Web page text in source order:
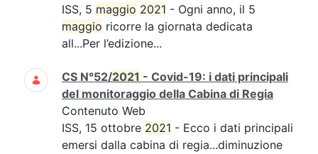
ISS, 5 maggio 2021 - Ogni anno, il 5
maggio ricorre la giornata dedicata
all...Per l’edizione...
CS N°52/2021 - Covid-19: i dati principali
del monitoraggio della Cabina di Regia
Contenuto Web
ISS, 15 ottobre 2021 - Ecco i dati principali
emersi dalla cabina di regia...diminuzione